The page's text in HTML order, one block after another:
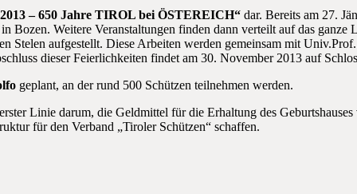
– 650 Jahre TIROL bei ÖSTEREICH“ dar. Bereits am 27.
Bozen. Weitere Veranstaltungen finden dann verteilt auf das
Stelen aufgestellt. Diese Arbeiten werden gemeinsam mit
dieser Feierlichkeiten findet am 30. November 2013 auf
geplant, an der rund 500 Schützen teilnehmen werden.
Linie darum, die Geldmittel für die Erhaltung des
für den Verband „Tiroler Schützen“ schaffen.